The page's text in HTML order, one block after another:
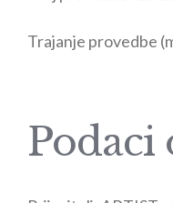
Trajanje provedbe